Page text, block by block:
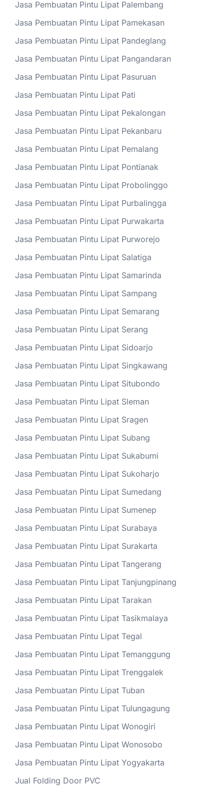
Jasa Pembuatan Pintu Lipat Palembang
Jasa Pembuatan Pintu Lipat Pamekasan
Jasa Pembuatan Pintu Lipat Pandeglang
Jasa Pembuatan Pintu Lipat Pangandaran
Jasa Pembuatan Pintu Lipat Pasuruan
Jasa Pembuatan Pintu Lipat Pati
Jasa Pembuatan Pintu Lipat Pekalongan
Jasa Pembuatan Pintu Lipat Pekanbaru
Jasa Pembuatan Pintu Lipat Pemalang
Jasa Pembuatan Pintu Lipat Pontianak
Jasa Pembuatan Pintu Lipat Probolinggo
Jasa Pembuatan Pintu Lipat Purbalingga
Jasa Pembuatan Pintu Lipat Purwakarta
Jasa Pembuatan Pintu Lipat Purworejo
Jasa Pembuatan Pintu Lipat Salatiga
Jasa Pembuatan Pintu Lipat Samarinda
Jasa Pembuatan Pintu Lipat Sampang
Jasa Pembuatan Pintu Lipat Semarang
Jasa Pembuatan Pintu Lipat Serang
Jasa Pembuatan Pintu Lipat Sidoarjo
Jasa Pembuatan Pintu Lipat Singkawang
Jasa Pembuatan Pintu Lipat Situbondo
Jasa Pembuatan Pintu Lipat Sleman
Jasa Pembuatan Pintu Lipat Sragen
Jasa Pembuatan Pintu Lipat Subang
Jasa Pembuatan Pintu Lipat Sukabumi
Jasa Pembuatan Pintu Lipat Sukoharjo
Jasa Pembuatan Pintu Lipat Sumedang
Jasa Pembuatan Pintu Lipat Sumenep
Jasa Pembuatan Pintu Lipat Surabaya
Jasa Pembuatan Pintu Lipat Surakarta
Jasa Pembuatan Pintu Lipat Tangerang
Jasa Pembuatan Pintu Lipat Tanjungpinang
Jasa Pembuatan Pintu Lipat Tarakan
Jasa Pembuatan Pintu Lipat Tasikmalaya
Jasa Pembuatan Pintu Lipat Tegal
Jasa Pembuatan Pintu Lipat Temanggung
Jasa Pembuatan Pintu Lipat Trenggalek
Jasa Pembuatan Pintu Lipat Tuban
Jasa Pembuatan Pintu Lipat Tulungagung
Jasa Pembuatan Pintu Lipat Wonogiri
Jasa Pembuatan Pintu Lipat Wonosobo
Jasa Pembuatan Pintu Lipat Yogyakarta
Jual Folding Door PVC